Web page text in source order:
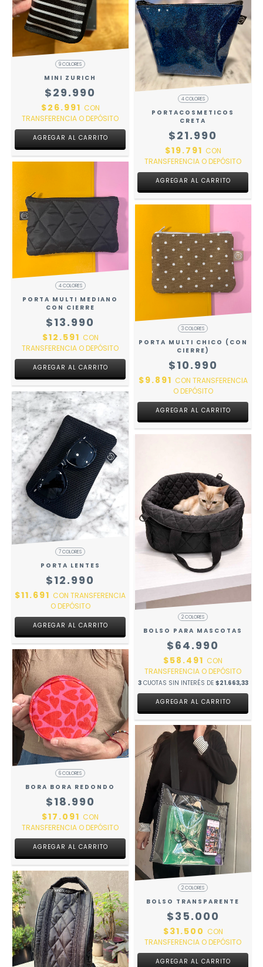
9 COLORES
MINI ZURICH
$29.990
$26.991 CON
TRANSFERENCIA O DEPÓSITO
AGREGAR AL CARRITO
4 COLORES
PORTACOSMETICOS
CRETA
$21.990
$19.791 CON
TRANSFERENCIA O DEPÓSITO
AGREGAR AL CARRITO
4 COLORES
PORTA MULTI MEDIANO
CON CIERRE
$13.990
$12.591 CON
TRANSFERENCIA O DEPÓSITO
AGREGAR AL CARRITO
3 COLORES
PORTA MULTI CHICO (CON
CIERRE)
$10.990
$9.891 CON TRANSFERENCIA
O DEPÓSITO
AGREGAR AL CARRITO
7 COLORES
PORTA LENTES
$12.990
$11.691 CON TRANSFERENCIA
O DEPÓSITO
AGREGAR AL CARRITO
2 COLORES
BOLSO PARA MASCOTAS
$64.990
$58.491 CON
TRANSFERENCIA O DEPÓSITO
3 CUOTAS SIN INTERÉS DE $21.663,33
AGREGAR AL CARRITO
6 COLORES
BORA BORA REDONDO
$18.990
$17.091 CON
TRANSFERENCIA O DEPÓSITO
AGREGAR AL CARRITO
2 COLORES
BOLSO TRANSPARENTE
$35.000
$31.500 CON
TRANSFERENCIA O DEPÓSITO
AGREGAR AL CARRITO